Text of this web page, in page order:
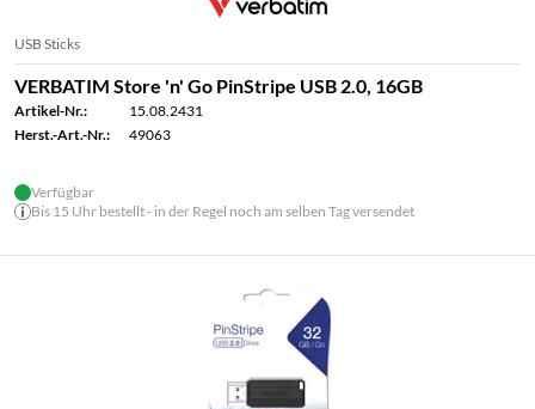
USB Sticks
VERBATIM Store 'n' Go PinStripe USB 2.0, 16GB
Artikel-Nr.:
15.08.2431
Herst.-Art.-Nr.:
49063
Verfügbar
Bis 15 Uhr bestellt - in der Regel noch am selben Tag versendet